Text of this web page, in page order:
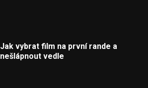
Jak vybrat film na první rande a
nešlápnout vedle